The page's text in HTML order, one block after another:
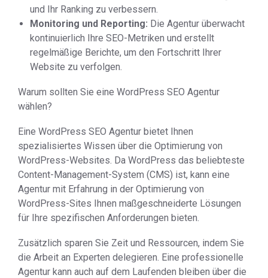
und Ihr Ranking zu verbessern.
Monitoring und Reporting: Die Agentur überwacht
kontinuierlich Ihre SEO-Metriken und erstellt
regelmäßige Berichte, um den Fortschritt Ihrer
Website zu verfolgen.
Warum sollten Sie eine WordPress SEO Agentur
wählen?
Eine WordPress SEO Agentur bietet Ihnen
spezialisiertes Wissen über die Optimierung von
WordPress-Websites. Da WordPress das beliebteste
Content-Management-System (CMS) ist, kann eine
Agentur mit Erfahrung in der Optimierung von
WordPress-Sites Ihnen maßgeschneiderte Lösungen
für Ihre spezifischen Anforderungen bieten.
Zusätzlich sparen Sie Zeit und Ressourcen, indem Sie
die Arbeit an Experten delegieren. Eine professionelle
Agentur kann auch auf dem Laufenden bleiben über die